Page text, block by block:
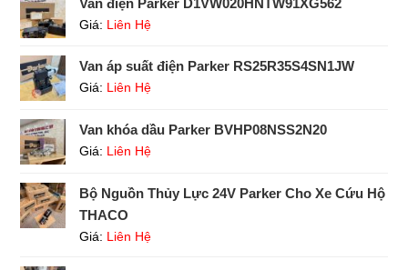
Van điện Parker D1VW020HNTW91XG562
Giá: Liên Hệ
Van áp suất điện Parker RS25R35S4SN1JW
Giá: Liên Hệ
Van khóa dầu Parker BVHP08NSS2N20
Giá: Liên Hệ
Bộ Nguồn Thủy Lực 24V Parker Cho Xe Cứu Hộ
THACO
Giá: Liên Hệ